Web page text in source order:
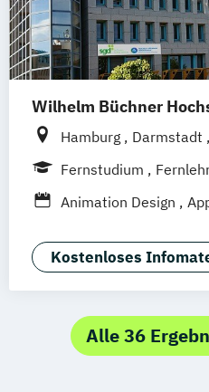
Wilhelm Büchner
Hamburg Darmstadt
Bonn
Nürnberg
Zürich Rostock
Fernstudium
Animation Design
Game Development
Nachhaltiges Design
Kostenloses
Alle 36